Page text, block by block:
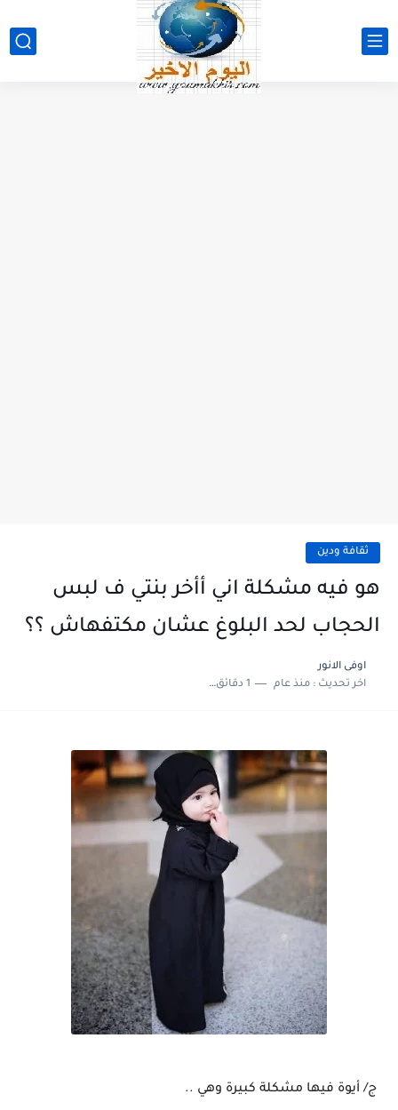
ثقافة ودين
هو فيه مشكلة اني أأخر بنتي ف لبس
الحجاب لحد البلوغ عشان مكتفهاش ؟؟
اوفى الانور
اخر تحديث :منذ عام 1 دقائق للقراءة
ج/ أيوة فيها مشكلة كبيرة وهي ..